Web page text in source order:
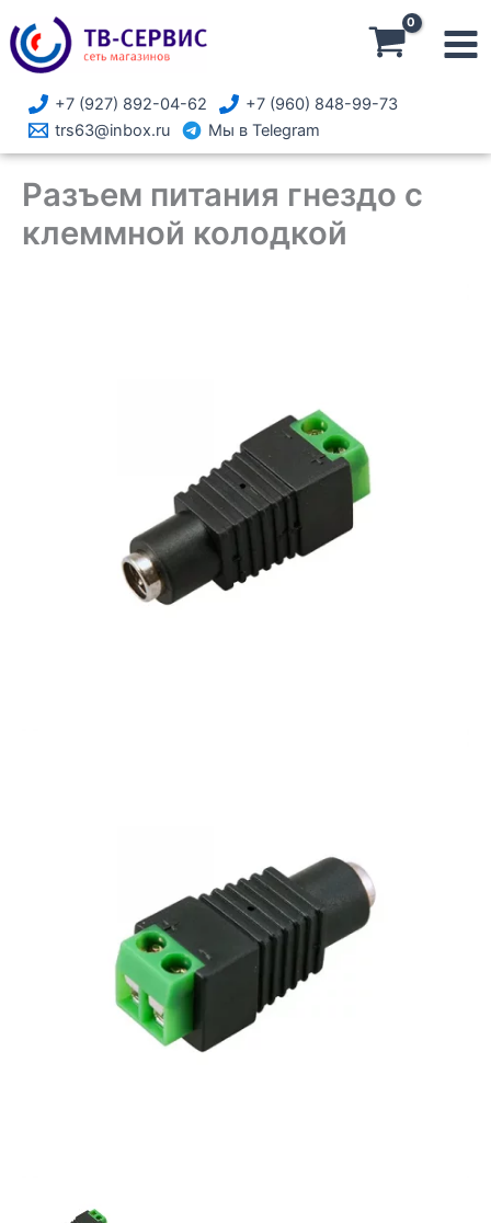
Перейти
содержимому
+7 (927) 892-04-62
+7 (960) 848-99-73
trs63@inbox.ru
Мы в Telegram
Разъем питания гнездо с
клеммной колодкой
питания
гнездо
с
колодкой